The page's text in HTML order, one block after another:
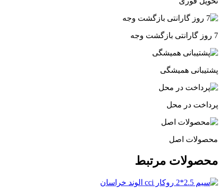
7 روز گارانتی بازگشت وجه
پشتیبانی همیشگی
پرداخت در محل
محصولات اصل
محصولات مرتبط